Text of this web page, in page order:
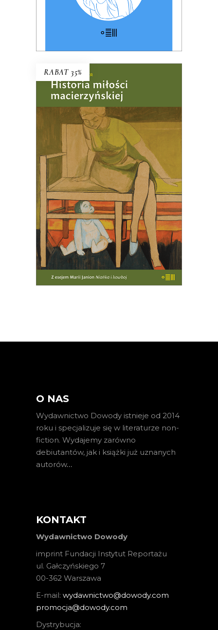
E-BOOK DO KOSZYKA
RABAT 35%
HISTORIA MIŁOŚCI
MACIERZYŃSKIEJ
PREMIERA w kwietniu
95.00zł 61.75zł
KSIĄŻKA DO KOSZYKA
O NAS
Wydawnictwo Dowody istnieje od 2014
roku i specjalizuje się w literaturze non-
fiction. Wydajemy zarówno
debiutantów, jak i książki już uznanych
autorów…
KONTAKT
Wydawnictwo Dowody
imprint Fundacji Instytut Reportażu
ul. Gałczyńskiego 7
00-362 Warszawa
E-mail: wydawnictwo@dowody.com
promocja@dowody.com
Dystrybucja: